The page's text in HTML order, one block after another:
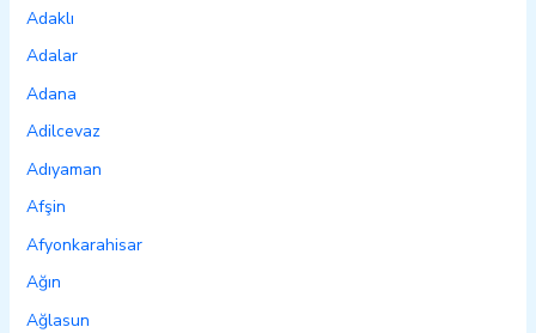
Adaklı
Adalar
Adana
Adilcevaz
Adıyaman
Afşin
Afyonkarahisar
Ağın
Ağlasun